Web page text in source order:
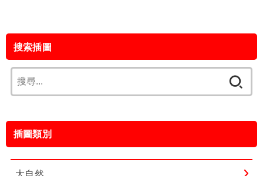
搜索插圖
尋
字:
插圖類別
大自然